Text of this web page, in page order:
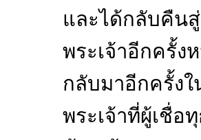
และได้กลับคืน
พระเจ้าอีกครั้ง
กลับมาอีกครั้ง
พระเจ้าที่ผู้เชื่อ